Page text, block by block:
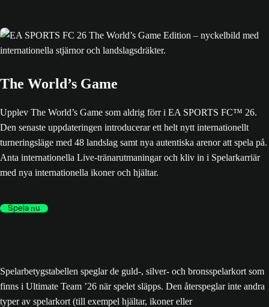
The World’s Game
Upplev The World’s Game som aldrig förr i EA SPORTS FC™ 26.
Den senaste uppdateringen introducerar ett helt nytt internationellt
turneringsläge med 48 landslag samt nya autentiska arenor att spela på.
Anta internationella Live-tränarutmaningar och kliv in i Spelarkarriär
med nya internationella ikoner och hjältar.
Spela nu
Spelarbetygstabellen speglar de guld-, silver- och bronsspelarkort som
finns i Ultimate Team ’26 när spelet släpps. Den återspeglar inte andra
typer av spelarkort (till exempel hjältar, ikoner eller